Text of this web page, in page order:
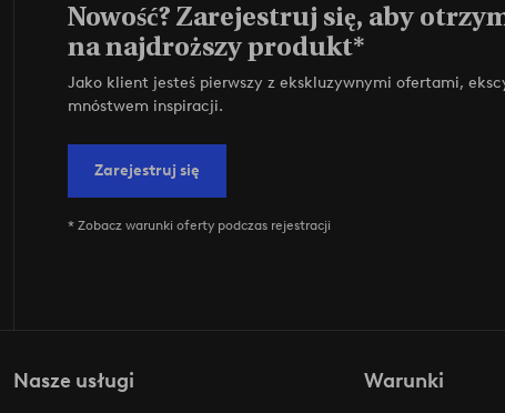
Nowość? Zarejestruj się, aby
na najdroższy produkt*
Jako klient jesteś pierwszy z ekskluzywnymi ofertami,
mnóstwem inspiracji.
Zarejestruj się
* Zobacz warunki oferty podczas rejestracji
Nasze usługi Warunki